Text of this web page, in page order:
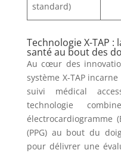
standard)
Technologie X-TAP
santé au bout des
Au cœur des
système X-TAP
suivi médical
technologie
électrocardiogramme
(PPG) au bout du
pour délivrer une